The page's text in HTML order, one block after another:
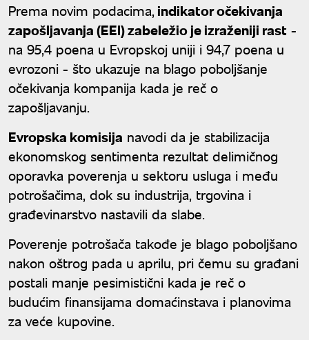
Prema novim podacima, indikator očekivanja
zapošljavanja (EEI) zabeležio je izraženiji rast -
na 95,4 poena u Evropskoj uniji i 94,7 poena u
evrozoni - što ukazuje na blago poboljšanje
očekivanja kompanija kada je reč o
zapošljavanju.
Evropska komisija navodi da je stabilizacija
ekonomskog sentimenta rezultat delimičnog
oporavka poverenja u sektoru usluga i među
potrošačima, dok su industrija, trgovina i
građevinarstvo nastavili da slabe.
Poverenje potrošača takođe je blago poboljšano
nakon oštrog pada u aprilu, pri čemu su građani
postali manje pesimistični kada je reč o
budućim finansijama domaćinstava i planovima
za veće kupovine.